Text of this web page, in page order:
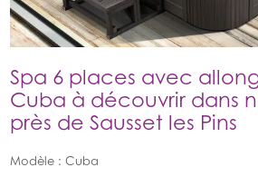
Spa 6 places avec
Cuba à découvrir dans
près de Sausset les Pins
Modèle : Cuba